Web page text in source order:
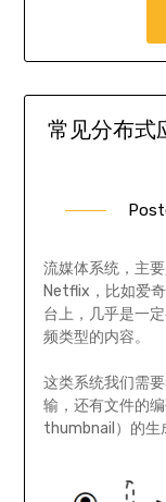
常见分布式
流媒体系统，主
Netflix，比如爱
台上，几乎是一
频类型的内容。
这类系统我们需
输，还有文件的
thumbnail）的生